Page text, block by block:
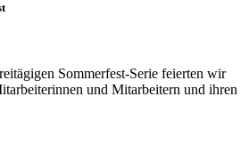
Sommerfest-Serie feierten wir
und Mitarbeitern und ihren